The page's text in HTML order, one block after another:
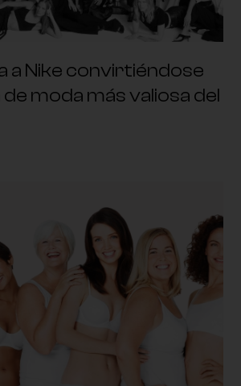
a Nike convirtiéndose
moda más valiosa del